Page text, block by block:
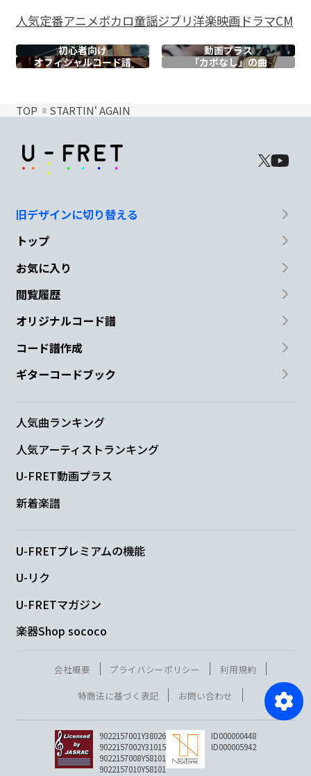
人気定番アニメボカロ童謡ジブリ洋楽映画ドラマCM
初心者向け
動画プラス
オフィシャルコード譜 「カポなし」の曲
TOP STARTIN‘ AGAIN
旧デザインに切り替える
トップ
お気に入り
閲覧履歴
オリジナルコード譜
コード譜作成
ギターコードブック
人気曲ランキング
人気アーティストランキング
U-FRET動画プラス
新着楽譜
U-FRETプレミアムの機能
U-リク
U-FRETマガジン
楽器Shop sococo
会社概要 プライバシーポリシー
利用規約
特商法に基づく表記
お問い合わせ
9022157001Y38026
9022157002Y31015
9022157008Y58101
9022157010Y58101
ID000000448
ID000005942